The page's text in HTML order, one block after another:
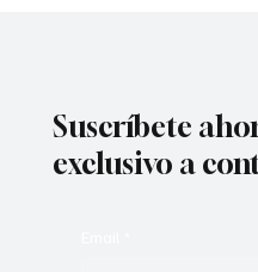
Suscríbete
exclusivo a